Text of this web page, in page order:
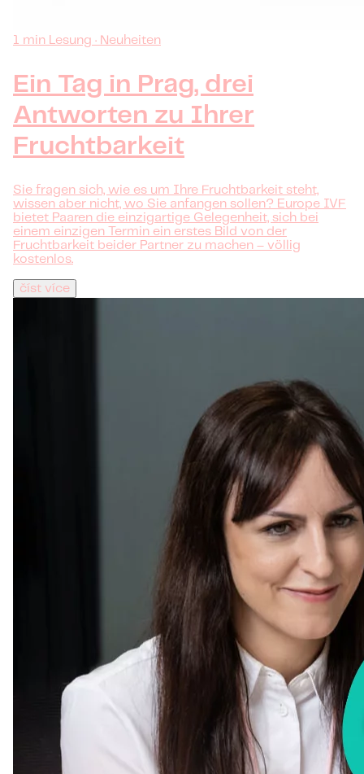
1 min Lesung · Neuheiten
Ein Tag in Prag, drei
Antworten zu Ihrer
Fruchtbarkeit
Sie fragen sich, wie es um Ihre Fruchtbarkeit steht,
wissen aber nicht, wo Sie anfangen sollen? Europe IVF
bietet Paaren die einzigartige Gelegenheit, sich bei
einem einzigen Termin ein erstes Bild von der
Fruchtbarkeit beider Partner zu machen – völlig
kostenlos.
číst více